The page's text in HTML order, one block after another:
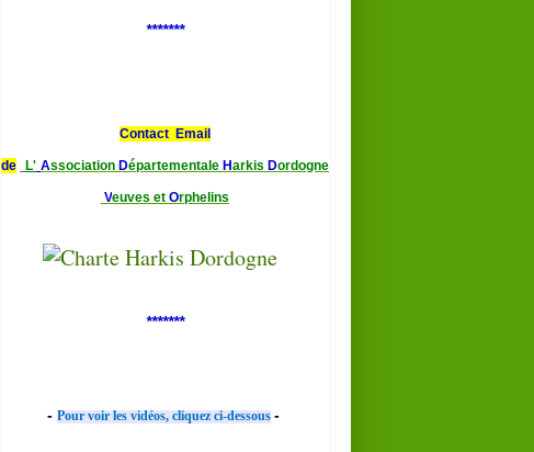
*******
Contact Email
de L' Association Départementale Harkis Dordogne
Veuves et Orphelins
*******
- Pour voir les vidéos, cliquez ci-dessous -